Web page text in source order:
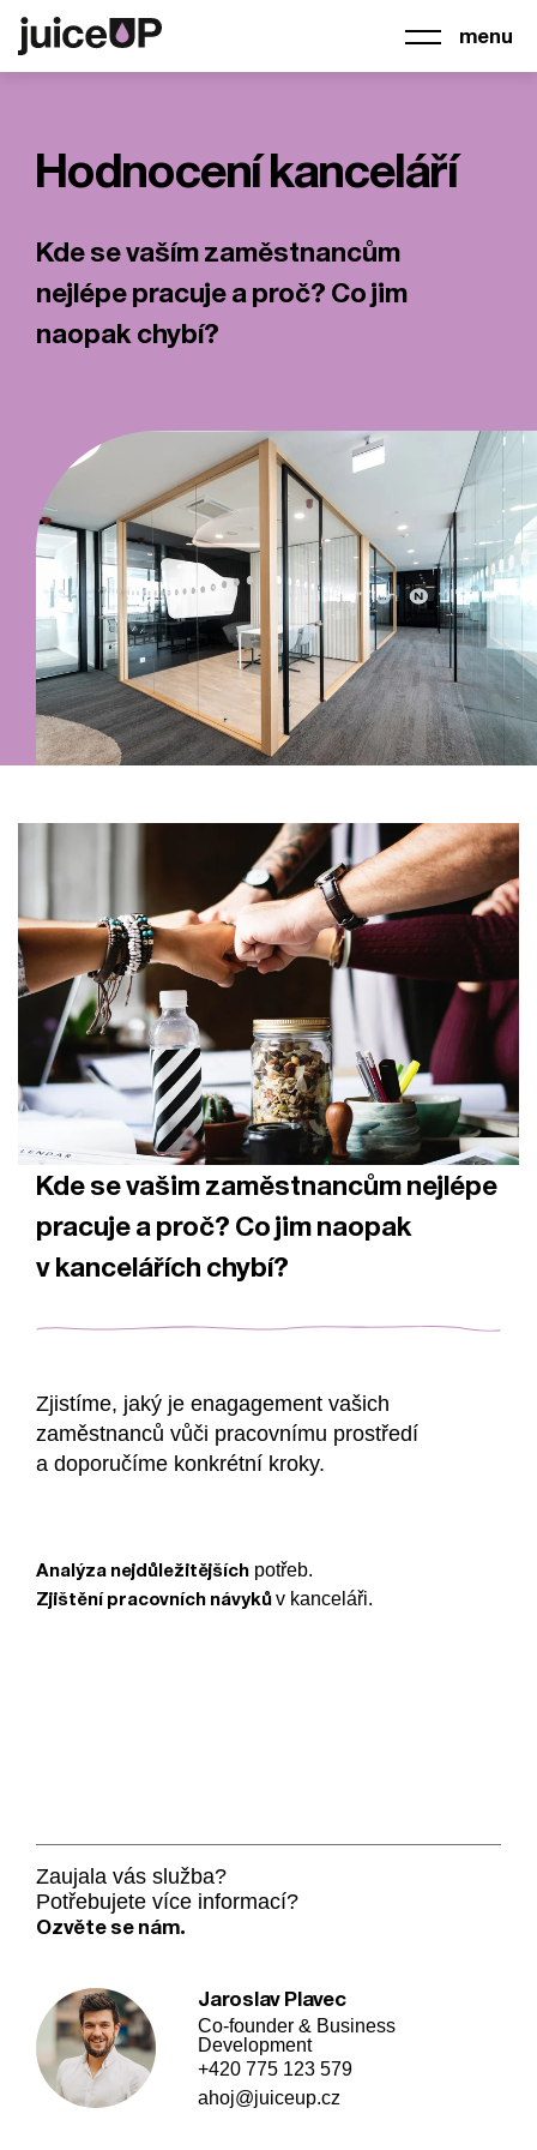
menu
Hodnocení kanceláří
Kde se vaším zaměstnancům
nejlépe pracuje a proč? Co jim
naopak chybí?
Kde se vašim zaměstnancům nejlépe
pracuje a proč? Co jim naopak
v kancelářích chybí?
Zjistíme, jaký je enagagement vašich
zaměstnanců vůči pracovnímu prostředí
a doporučíme konkrétní kroky.
Analýza nejdůležitějších potřeb.
Zjištění pracovních návykův kanceláři.
Zaujala vás služba?
Potřebujete více informací?
Ozvěte se nám.
Jaroslav Plavec
Co-founder & Business
Development
+420 775 123 579
ahoj@juiceup.cz